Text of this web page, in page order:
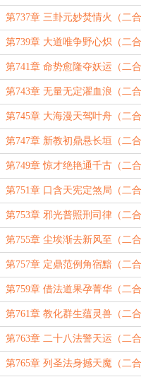
求订！）
第737章 三卦元妙焚情火（二
求订！）
第739章 大道唯争野心炽（二
求订！）
第741章 命势愈隆夺妖运（二
求订！）
第743章 无量无定濯血浪（二
求订！）
第745章 大海漫天驾叶舟（二
求订！）
第747章 新教初鼎悬长垣（二
求订！）
第749章 惊才绝艳通千古（二
求订！）
第751章 口含天宪定煞局（二
求订！）
第753章 邪光普照刑司律（二
求订！）
第755章 尘埃渐去新风至（二
求订！）
第757章 定鼎范例角宿黯（二
求订！）
第759章 借法道果孕菁华（二
求订！）
第761章 教化群生蕴灵兽（二
求订！）
第763章 二十八法警天运（二
求订！）
第765章 列圣法身撼天魔（二